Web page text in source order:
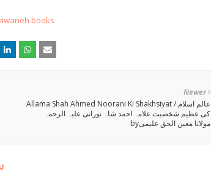
books
Newer
Allama Shah Ahmed Noorani Ki Shakhsiyat / عالم اسلام
کی عظیم شخصیت علامہ احمد شاہ نورانی علیہ الرحمہ
byمولانا معین الحق علیمی